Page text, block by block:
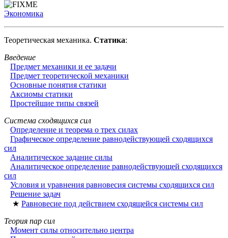
Экономика
Теоретическая механика. Статика:
Введение
Предмет механики и ее задачи
Предмет теоретической механики
Основные понятия статики
Аксиомы статики
Простейшие типы связей
Система сходящихся сил
Определение и теорема о трех силах
Графическое определение равнодействующей сходящихся
сил
Аналитическое задание силы
Аналитическое определение равнодействующей сходящихся
сил
Условия и уравнения равновесия системы сходящихся сил
Решение задач
★ Равновесие под действием сходящейся системы сил
Теория пар сил
Момент силы относительно центра